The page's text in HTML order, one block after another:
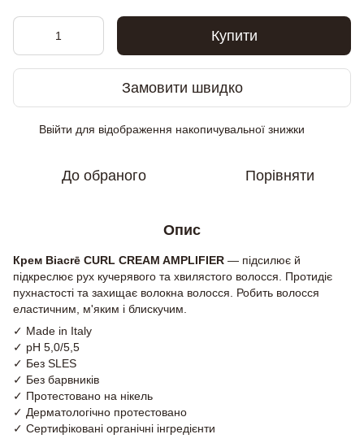
Купити
Замовити швидко
Ввійти для відображення накопичувальної знижки
До обраного Порівняти
Опис
Крем Biacrē CURL CREAM AMPLIFIER — підсилює й
підкреслює рух кучерявого та хвилястого волосся. Протидіє
пухнастості та захищає волокна волосся. Робить волосся
еластичним, м'яким і блискучим.
✓ Made in Italy
✓ pH 5,0/5,5
✓ Без SLES
✓ Без барвників
✓ Протестовано на нікель
✓ Дерматологічно протестовано
✓ Сертифіковані органічні інгредієнти